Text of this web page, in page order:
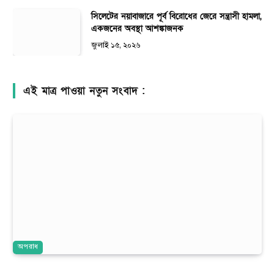
সিলেটের নয়াবাজারে পূর্ব বিরোধের জেরে সন্ত্রাসী হামলা,
একজনের অবস্থা আশঙ্কাজনক
জুলাই ১৫, ২০২৬
এই মাত্র পাওয়া নতুন সংবাদ :
অপরাধ